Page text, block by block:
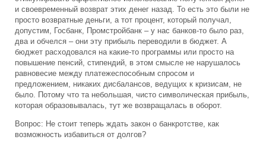
и своевременный возврат этих денег назад. То есть это были не
просто возвратные деньги, а тот процент, который получал,
допустим, Госбанк, Промстройбанк – у нас банков-то было раз,
два и обчелся – они эту прибыль переводили в бюджет. А
бюджет расходовался на какие-то программы или просто на
повышение пенсий, стипендий, в этом смысле не нарушалось
равновесие между платежеспособным спросом и
предложением, никаких дисбалансов, ведущих к кризисам, не
было. Потому что та небольшая, чисто символическая прибыль,
которая образовывалась, тут же возвращалась в оборот.
Вопрос: Не стоит теперь ждать закон о банкротстве, как
возможность избавиться от долгов?